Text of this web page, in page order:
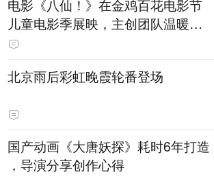
电影《八仙！》在金鸡百花电影节
儿童电影季展映，主创团队温暖寄
语小观众
北京雨后彩虹晚霞轮番登场
国产动画《大唐妖探》耗时6年打造
，导演分享创作心得